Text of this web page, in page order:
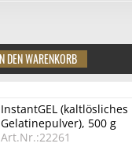
InstantGEL (kaltlösliches
Gelatinepulver), 500 g
Art.Nr.:22261